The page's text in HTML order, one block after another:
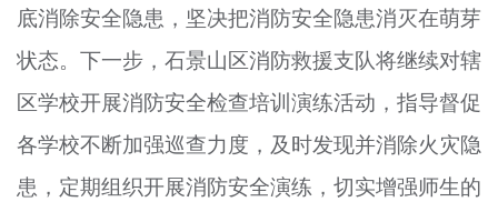
底消除安全隐患，坚决把消防安全隐患消灭在萌芽
状态。下一步，石景山区消防救援支队将继续对辖
区学校开展消防安全检查培训演练活动，指导督促
各学校不断加强巡查力度，及时发现并消除火灾隐
患，定期组织开展消防安全演练，切实增强师生的